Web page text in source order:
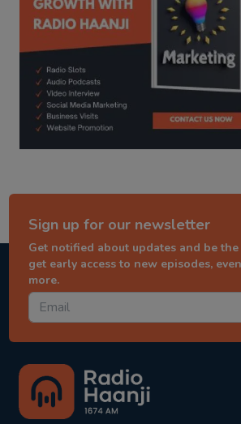
Sign up for our newsletter
Get notified about updates and be
get early access to new episodes,
more.